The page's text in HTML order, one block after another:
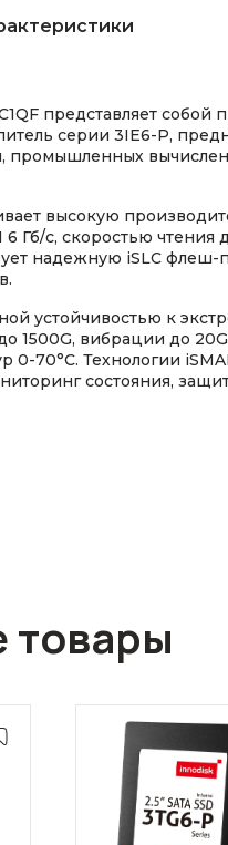
представляет
серии 3IE6-P,
промышленных
высокую
Гб/с, скоростью чтения
надежную iSLC флеш-
устойчивостью к
1500G, вибрации до
0-70°C. Технологии
состояния,
товары